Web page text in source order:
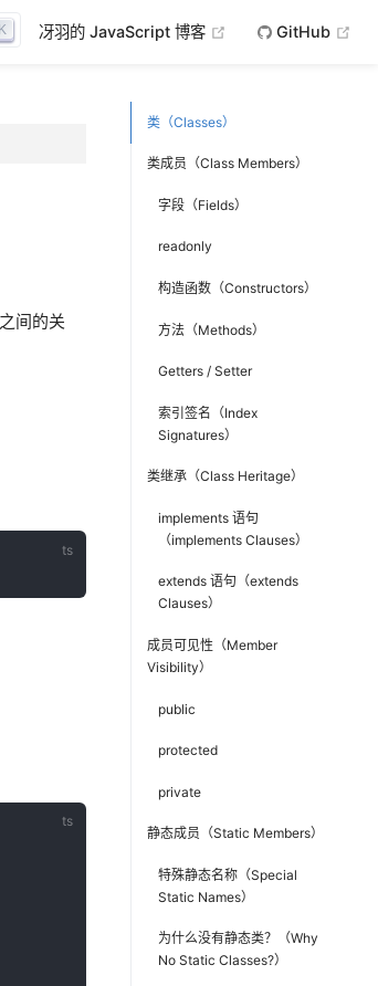
K 冴羽的 JavaScript 博客 (opens new
GitHub
间的关
类（Classes）
类成员（Class Members）
字段（Fields）
readonly
构造函数（Constructors）
方法（Methods）
Getters / Setter
索引签名（Index
Signatures）
类继承（Class Heritage）
implements 语句
（implements Clauses）
extends 语句（extends
Clauses）
成员可见性（Member
Visibility）
public
protected
private
静态成员（Static Members）
特殊静态名称（Special
Static Names）
为什么没有静态类？（Why
No Static Classes?）